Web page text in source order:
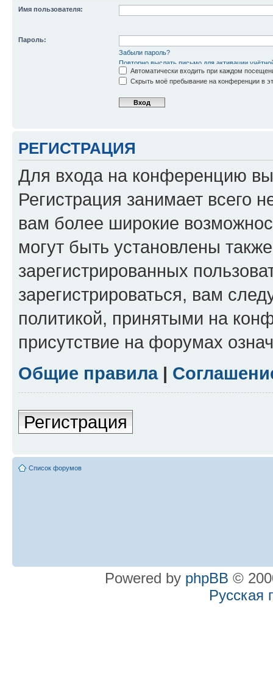
Имя пользователя:
Пароль:
Забыли пароль?
Повторно выслать письмо для активации
Автоматически входить при каждом
Скрыть моё пребывание на конференции в
РЕГИСТРАЦИЯ
Для входа на конференцию
Регистрация занимает всего
вам более широкие
могут быть установлены
зарегистрированных
зарегистрироваться, вам
политикой, принятыми на
присутствие на форумах
Общие правила|
Регистрация
Список форумов
Powered by phpBB ©
Русская